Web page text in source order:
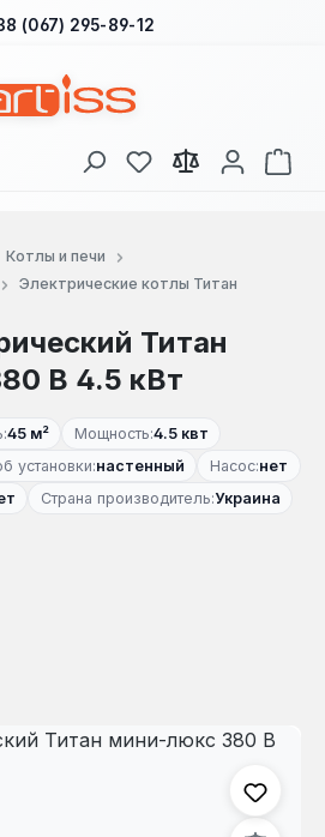
содержанию
(067) 295-89-12
У вас есть товары
В
Котлы и печи
Электрические котлы Титан
Титан
В 4.5 кВт
45 м² Мощность:4.5 квт
установки:настенный Насос:нет
Страна производитель:Украина
изображений